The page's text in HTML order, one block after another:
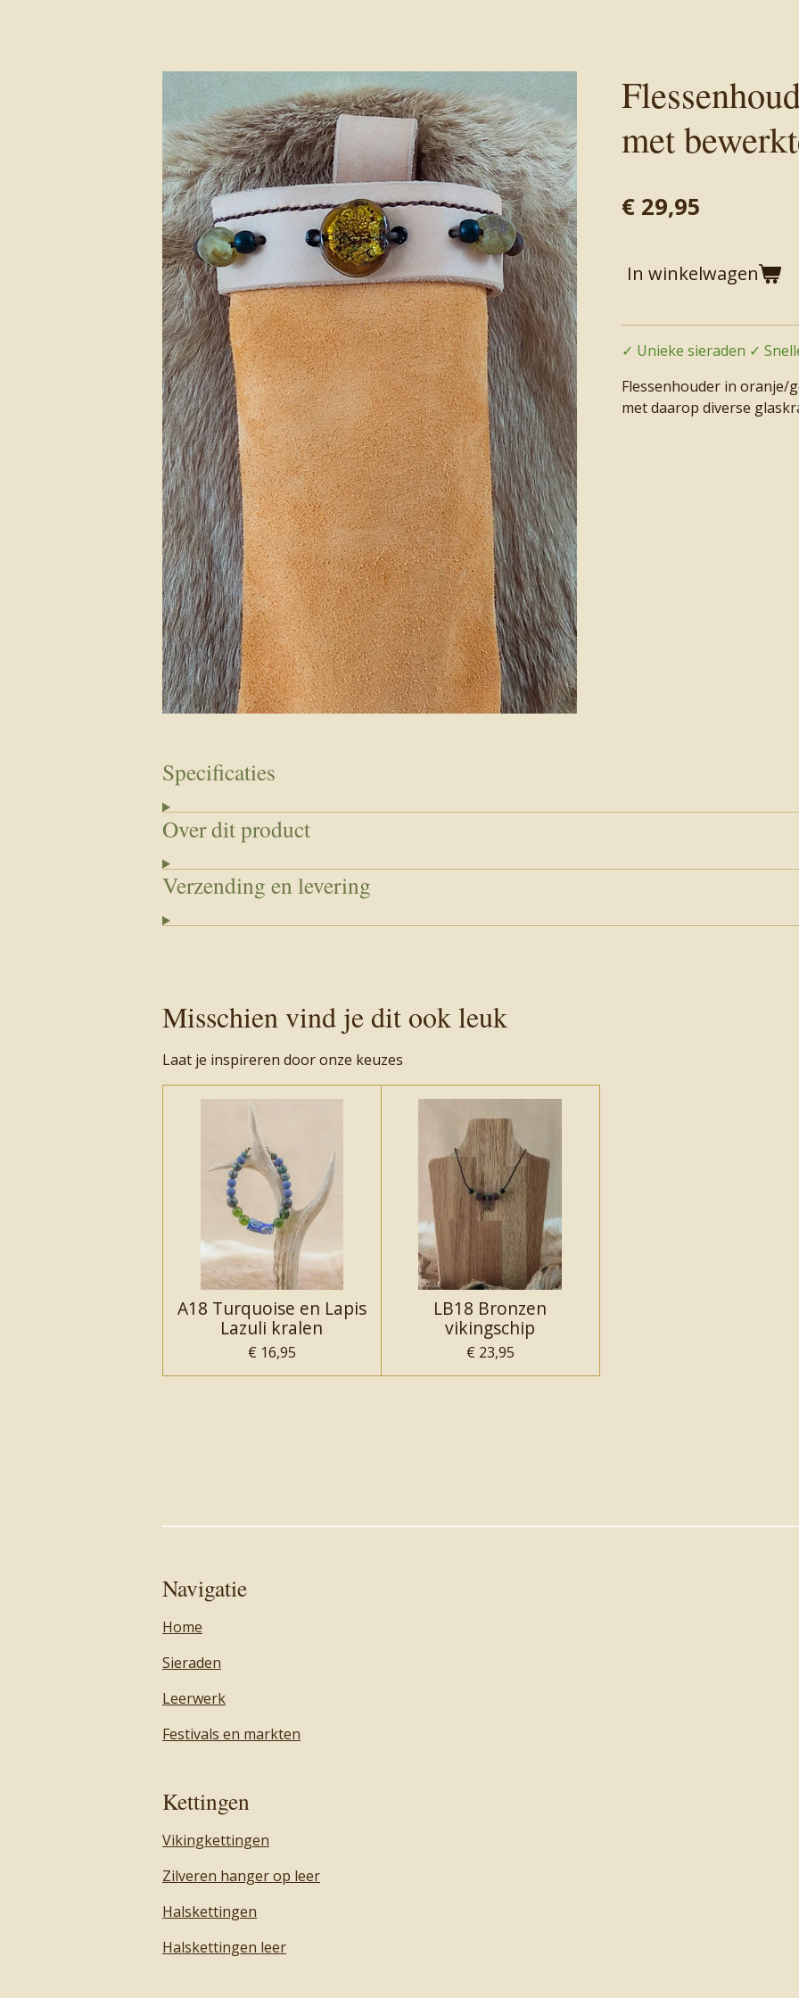
met
€ 29,95
In winkelwagen
✓ Unieke sieraden ✓
Flessenhouder in oranje/
met daarop diverse
Specificaties
Over dit product
Verzending en levering
Misschien vind je dit ook leuk
Laat je inspireren door onze keuzes
A18 Turquoise en Lapis
Lazuli kralen
€ 16,95
LB18 Bronzen
vikingschip
€ 23,95
Navigatie
Home
Sieraden
Leerwerk
Festivals en markten
Kettingen
Vikingkettingen
Zilveren hanger op leer
Halskettingen
Halskettingen leer